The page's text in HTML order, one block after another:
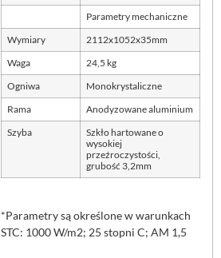
Parametry mechaniczne
Wymiary 2112x1052x35mm
Waga 24,5 kg
Ogniwa Monokrystaliczne
Rama Anodyzowane aluminium
Szyba
Szkło hartowane o
wysokiej
przeźroczystości,
grubość 3,2mm
*Parametry są określone w warunkach
STC: 1000 W/m2; 25 stopni C; AM 1,5